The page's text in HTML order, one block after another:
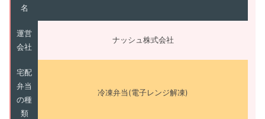
名
運営
会社
ナッシュ株式会社
宅配
弁当
の種
類
冷凍弁当(電子レンジ解凍)